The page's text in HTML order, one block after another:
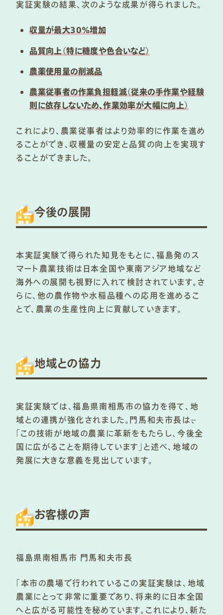
実証実験の結果、次のような成果が得られました。
収量が最大30%増加
品質向上（特に糖度や色合いなど）
農薬使用量の削減品
農業従事者の作業負担軽減（従来の手作業や経験
則に依存しないため、作業効率が大幅に向上）
これにより、農業従事者はより効率的に作業を進め
ることができ、収穫量の安定と品質の向上を実現す
ることができました。
今後の展開
本実証実験で得られた知見をもとに、福島発のス
マート農業技術は日本全国や東南アジア地域など
海外への展開も視野に入れて検討されています。さ
らに、他の農作物や水稲品種への応用を進めるこ
とで、農業の生産性向上に貢献していきます。
地域との協力
実証実験では、福島県南相馬市の協力を得て、地
域との連携が強化されました。門馬和夫市長は、
「この技術が地域の農業に革新をもたらし、今後全
国に広がることを期待しています」と述べ、地域の
発展に大きな意義を見出しています。
お客様の声
福島県南相馬市 門馬和夫市長
「本市の農場で行われているこの実証実験は、地域
農業にとって非常に重要であり、将来的に日本全国
へと広がる可能性を秘めています。これにより、新た